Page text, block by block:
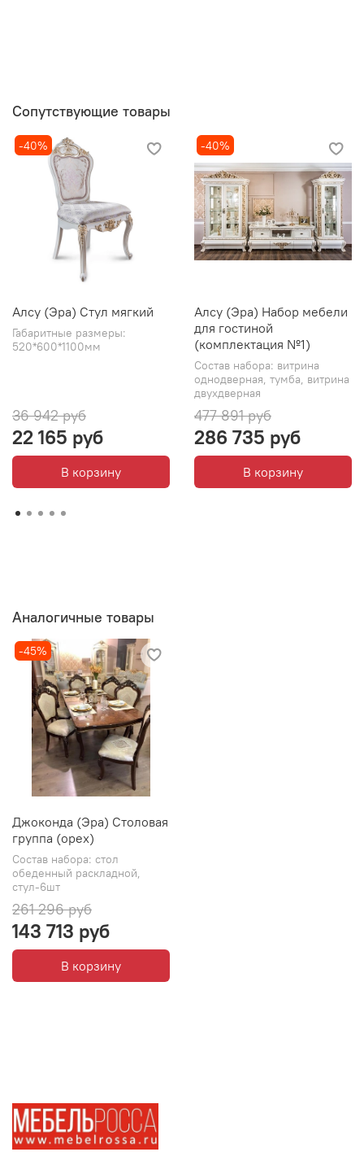
Сопутствующие товары
-40%
Алсу (Эра) Стул мягкий
Габаритные размеры:
520*600*1100мм
36 942 руб
22 165 руб
В корзину
-40%
Алсу (Эра) Набор мебели
для гостиной
(комплектация №1)
Состав набора: витрина
однодверная, тумба, витрина
двухдверная
477 891 руб
286 735 руб
В корзину
Аналогичные товары
-45%
Джоконда (Эра) Столовая
группа (орех)
Состав набора: стол
обеденный раскладной,
стул-6шт
261 296 руб
143 713 руб
В корзину